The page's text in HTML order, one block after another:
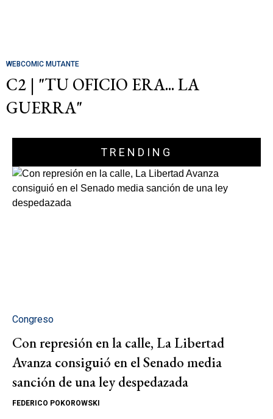
WEBCOMIC MUTANTE
C2 | "TU OFICIO ERA... LA
GUERRA"
TRENDING
Congreso
Con represión en la calle, La Libertad
Avanza consiguió en el Senado media
sanción de una ley despedazada
FEDERICO POKOROWSKI